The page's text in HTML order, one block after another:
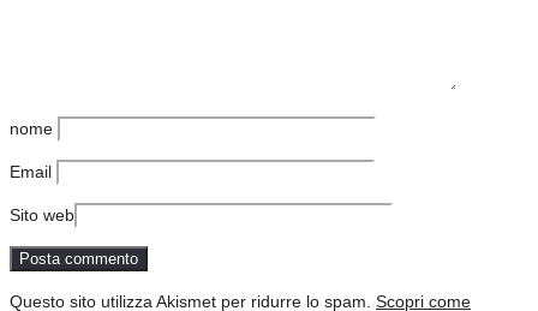
nome
Email
Sito web
Questo sito utilizza Akismet per ridurre lo spam. Scopri come